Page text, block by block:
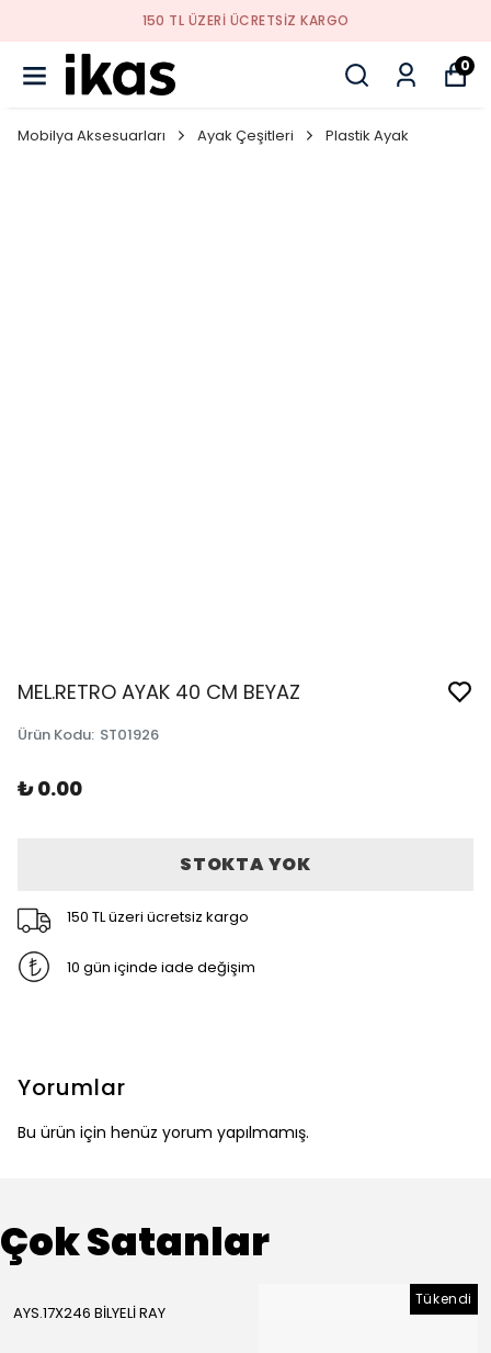
150 TL ÜZERI ÜCRETSIZ KARGO
0
Mobilya Aksesuarları Ayak Çeşitleri Plastik Ayak
MEL.RETRO AYAK 40 CM BEYAZ
Ürün Kodu: ST01926
₺ 0.00
STOKTA YOK
150 TL üzeri ücretsiz kargo
10 gün içinde iade değişim
Yorumlar
Bu ürün için henüz yorum yapılmamış.
Çok Satanlar
AYS.17X246 BİLYELİ RAY
Tükendi